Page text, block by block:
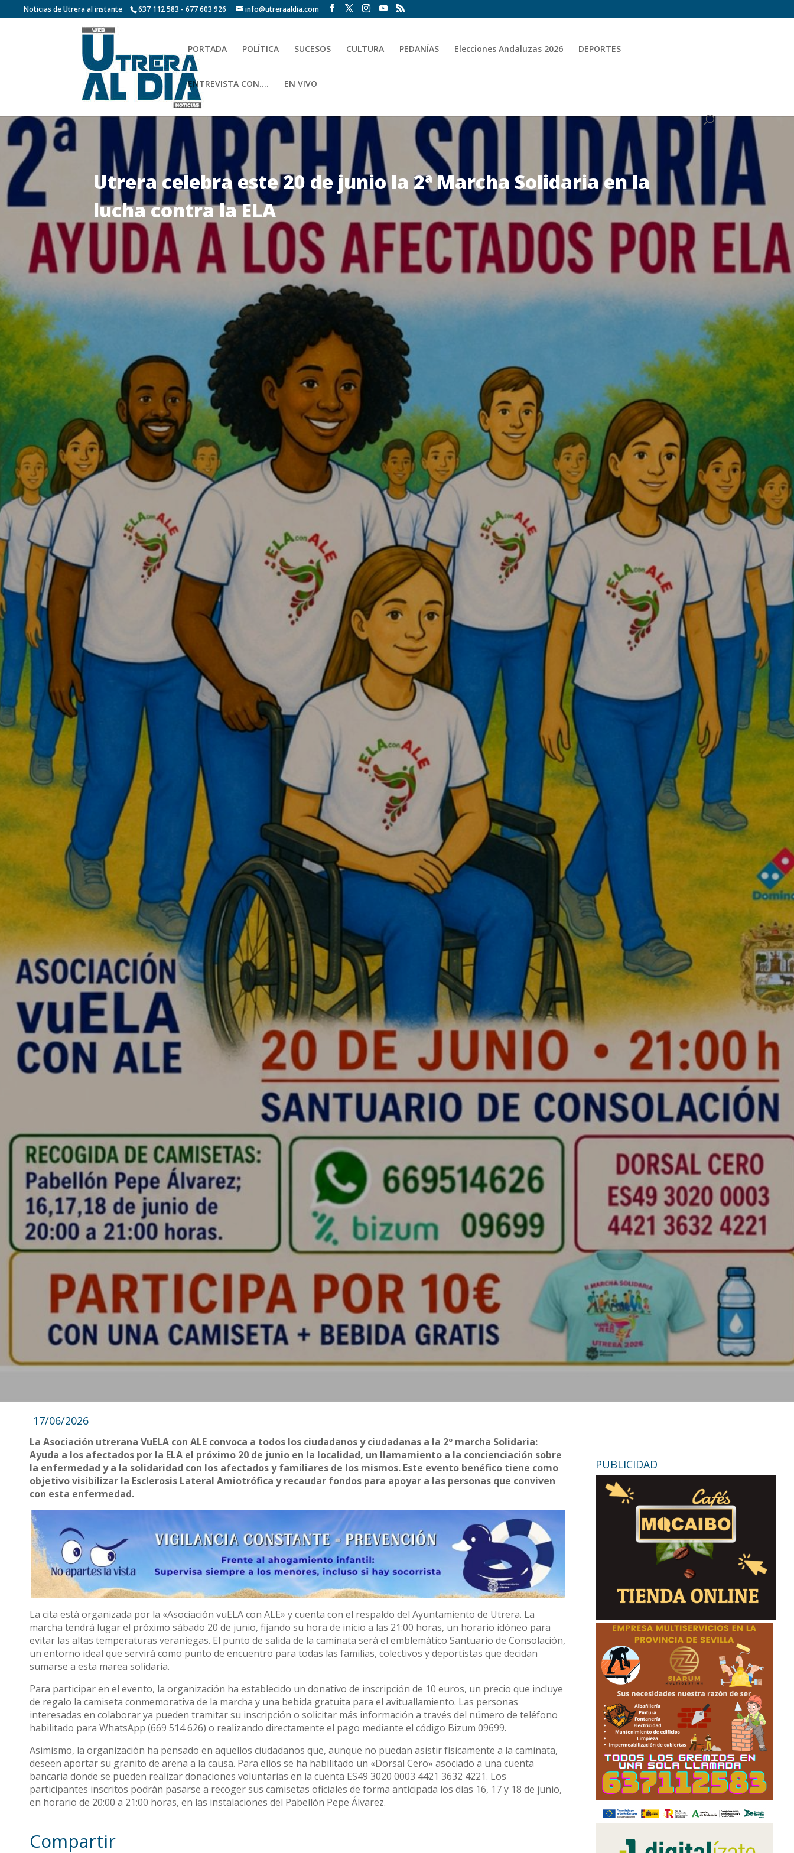
Noticias de Utrera al instante 637 112 583 - 677 603 926 info@utreraaldia.com
PORTADA POLÍTICA SUCESOS CULTURA PEDANÍAS Elecciones Andaluzas 2026 DEPORTES
ENTREVISTA CON…. EN VIVO
Utrera celebra este 20 de junio la 2ª Marcha Solidaria en la
lucha contra la ELA
17/06/2026
La Asociación utrerana VuELA con ALE convoca a todos los ciudadanos y ciudadanas a la 2º marcha Solidaria:
Ayuda a los afectados por la ELA el próximo 20 de junio en la localidad, un llamamiento a la concienciación sobre
la enfermedad y a la solidaridad con los afectados y familiares de los mismos. Este evento benéfico tiene como
objetivo visibilizar la Esclerosis Lateral Amiotrófica y recaudar fondos para apoyar a las personas que conviven
con esta enfermedad.
La cita está organizada por la «Asociación vuELA con ALE» y cuenta con el respaldo del Ayuntamiento de Utrera. La
marcha tendrá lugar el próximo sábado 20 de junio, fijando su hora de inicio a las 21:00 horas, un horario idóneo para
evitar las altas temperaturas veraniegas. El punto de salida de la caminata será el emblemático Santuario de Consolación,
un entorno ideal que servirá como punto de encuentro para todas las familias, colectivos y deportistas que decidan
sumarse a esta marea solidaria.
Para participar en el evento, la organización ha establecido un donativo de inscripción de 10 euros, un precio que incluye
de regalo la camiseta conmemorativa de la marcha y una bebida gratuita para el avituallamiento. Las personas
interesadas en colaborar ya pueden tramitar su inscripción o solicitar más información a través del número de teléfono
habilitado para WhatsApp (669 514 626) o realizando directamente el pago mediante el código Bizum 09699.
Asimismo, la organización ha pensado en aquellos ciudadanos que, aunque no puedan asistir físicamente a la caminata,
deseen aportar su granito de arena a la causa. Para ellos se ha habilitado un «Dorsal Cero» asociado a una cuenta
bancaria donde se pueden realizar donaciones voluntarias en la cuenta ES49 3020 0003 4421 3632 4221. Los
participantes inscritos podrán pasarse a recoger sus camisetas oficiales de forma anticipada los días 16, 17 y 18 de junio,
en horario de 20:00 a 21:00 horas, en las instalaciones del Pabellón Pepe Álvarez.
Compartir
PUBLICIDAD